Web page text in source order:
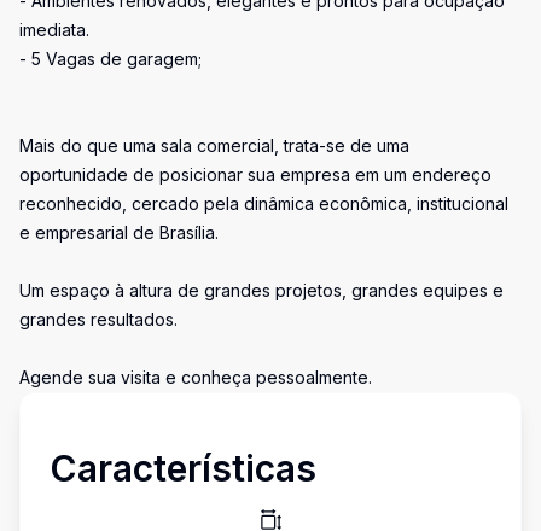
imediata.
- 5 Vagas de garagem;
Mais do que uma sala comercial, trata-se de uma
oportunidade de posicionar sua empresa em um endereço
reconhecido, cercado pela dinâmica econômica, institucional
e empresarial de Brasília.
Um espaço à altura de grandes projetos, grandes equipes e
grandes resultados.
Agende sua visita e conheça pessoalmente.
Características